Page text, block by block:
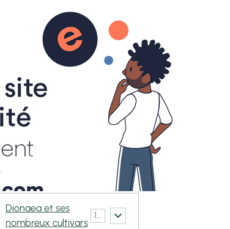
Galerie CarniVorace
Cephalotus
follicularis
Dionaea et ses
nombreux cultivars
148